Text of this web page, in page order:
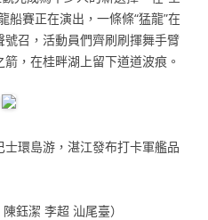
船賽正在演出，一條條“猛龍”在
召，活動員們齊刷刷揮舞手臂
，在桂畔湖上留下道道波痕。
環島游，湛江發布打卡軍艦品
鈺潔 李超 汕尾臺）